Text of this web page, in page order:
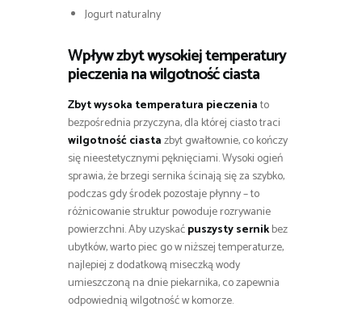
Jogurt naturalny
Wpływ zbyt wysokiej temperatury
pieczenia na wilgotność ciasta
Zbyt wysoka temperatura pieczeniato
bezpośrednia przyczyna, dla której ciasto traci
wilgotność ciastazbyt gwałtownie, co kończy
się nieestetycznymi pęknięciami. Wysoki ogień
sprawia, że brzegi sernika ścinają się za szybko,
podczas gdy środek pozostaje płynny – to
różnicowanie struktur powoduje rozrywanie
powierzchni. Aby uzyskaćpuszysty sernikbez
ubytków, warto piec go w niższej temperaturze,
najlepiej z dodatkową miseczką wody
umieszczoną na dnie piekarnika, co zapewnia
odpowiednią wilgotność w komorze.